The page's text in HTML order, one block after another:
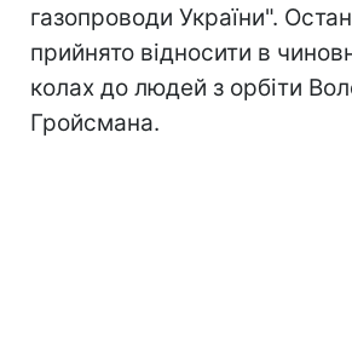
газопроводи України".
прийнято відносити в
колах до людей з орбіти
Гройсмана.